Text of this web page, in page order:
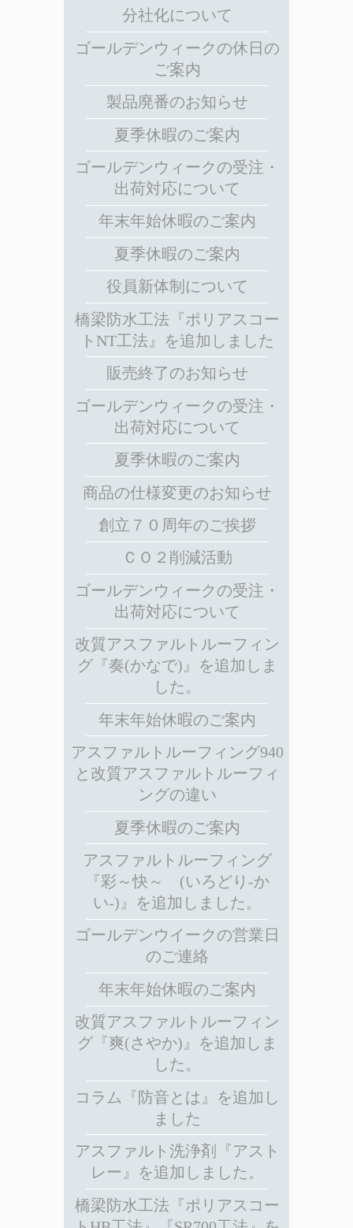
分社化について
ゴールデンウィークの休日の
ご案内
製品廃番のお知らせ
夏季休暇のご案内
ゴールデンウィークの受注・
出荷対応について
年末年始休暇のご案内
夏季休暇のご案内
役員新体制について
橋梁防水工法『ポリアスコー
トNT工法』を追加しました
販売終了のお知らせ
ゴールデンウィークの受注・
出荷対応について
夏季休暇のご案内
商品の仕様変更のお知らせ
創立７０周年のご挨拶
ＣＯ２削減活動
ゴールデンウィークの受注・
出荷対応について
改質アスファルトルーフィン
グ『奏(かなで)』を追加しま
した。
年末年始休暇のご案内
アスファルトルーフィング940
と改質アスファルトルーフィ
ングの違い
夏季休暇のご案内
アスファルトルーフィング
『彩～快～ (いろどり-か
い-)』を追加しました。
ゴールデンウイークの営業日
のご連絡
年末年始休暇のご案内
改質アスファルトルーフィン
グ『爽(さやか)』を追加しま
した。
コラム『防音とは』を追加し
ました
アスファルト洗浄剤『アスト
レー』を追加しました。
橋梁防水工法『ポリアスコー